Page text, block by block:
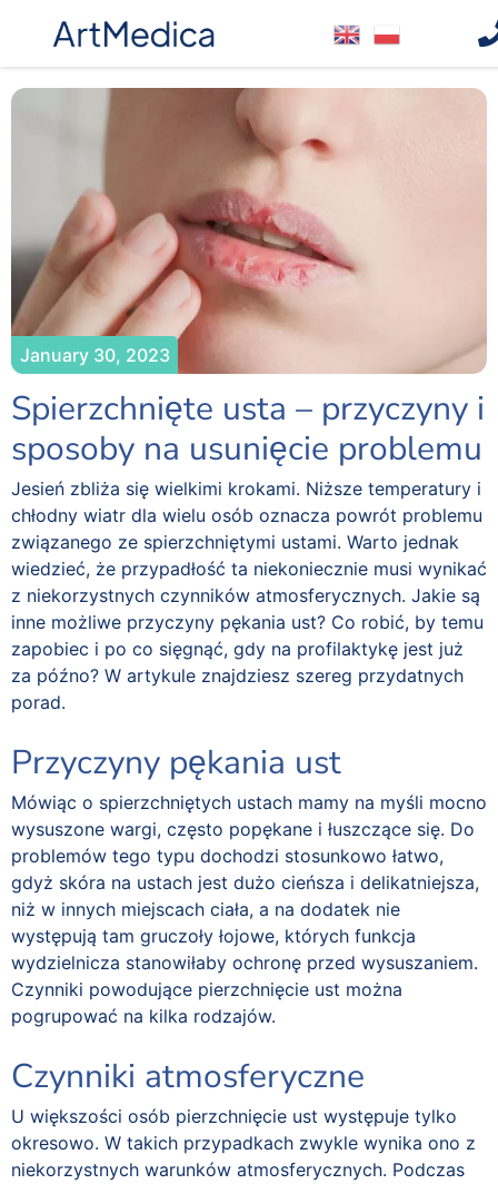
January 30, 2023
Spierzchnięte usta – przyczyny i
sposoby na usunięcie problemu
Jesień zbliża się wielkimi krokami. Niższe temperatury i
chłodny wiatr dla wielu osób oznacza powrót problemu
związanego ze spierzchniętymi ustami. Warto jednak
wiedzieć, że przypadłość ta niekoniecznie musi wynikać
z niekorzystnych czynników atmosferycznych. Jakie są
inne możliwe przyczyny pękania ust? Co robić, by temu
zapobiec i po co sięgnąć, gdy na profilaktykę jest już
za późno? W artykule znajdziesz szereg przydatnych
porad.
Przyczyny pękania ust
Mówiąc o spierzchniętych ustach mamy na myśli mocno
wysuszone wargi, często popękane i łuszczące się. Do
problemów tego typu dochodzi stosunkowo łatwo,
gdyż skóra na ustach jest dużo cieńsza i delikatniejsza,
niż w innych miejscach ciała, a na dodatek nie
występują tam gruczoły łojowe, których funkcja
wydzielnicza stanowiłaby ochronę przed wysuszaniem.
Czynniki powodujące pierzchnięcie ust można
pogrupować na kilka rodzajów.
Czynniki atmosferyczne
U większości osób pierzchnięcie ust występuje tylko
okresowo. W takich przypadkach zwykle wynika ono z
niekorzystnych warunków atmosferycznych. Podczas